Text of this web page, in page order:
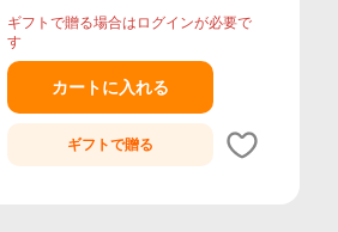
ギフトで贈る場合はログインが必要で
す
カートに入れる
ギフトで贈る